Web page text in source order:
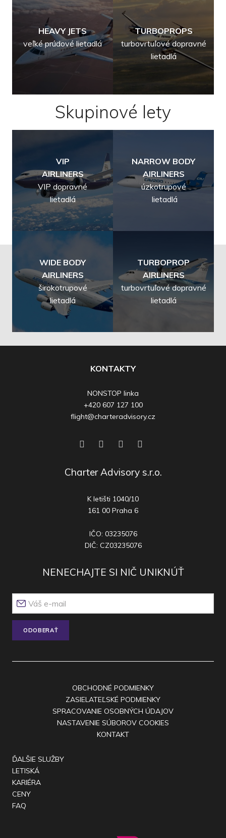
HEAVY JETS
veľké prúdové lietadlá
TURBOPROPS
turbovrtuľové dopravné
lietadlá
Skupinové lety
VIP
AIRLINERS
VIP dopravné
lietadlá
NARROW BODY
AIRLINERS
úzkotrupové
lietadlá
WIDE BODY
AIRLINERS
širokotrupové
lietadlá
TURBOPROP
AIRLINERS
turbovrtuľové dopravné
lietadlá
KONTAKTY
NONSTOP linka
+420 607 127 100
flight@charteradvisory.cz
Charter Advisory s.r.o.
K letišti 1040/10
161 00 Praha 6
IČO: 03235076
DIČ: CZ03235076
NENECHAJTE SI NIČ UNIKNÚŤ
ODOBERAŤ
OBCHODNÉ PODMIENKY
ZASIELATEĽSKÉ PODMIENKY
SPRACOVANIE OSOBNÝCH ÚDAJOV
NASTAVENIE SÚBOROV COOKIES
KONTAKT
ĎALŠIE SLUŽBY
LETISKÁ
KARIÉRA
CENY
FAQ